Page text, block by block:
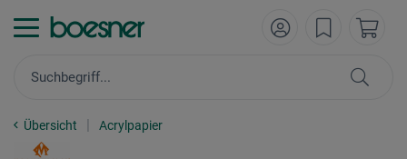
Übersicht Acrylpapier